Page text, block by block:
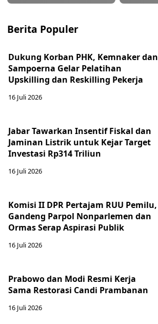
Berita Populer
Dukung Korban PHK, Kemnaker dan
Sampoerna Gelar Pelatihan
Upskilling dan Reskilling Pekerja
16 Juli 2026
Jabar Tawarkan Insentif Fiskal dan
Jaminan Listrik untuk Kejar Target
Investasi Rp314 Triliun
16 Juli 2026
Komisi II DPR Pertajam RUU Pemilu,
Gandeng Parpol Nonparlemen dan
Ormas Serap Aspirasi Publik
16 Juli 2026
Prabowo dan Modi Resmi Kerja
Sama Restorasi Candi Prambanan
16 Juli 2026